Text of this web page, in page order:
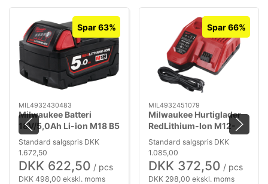
Spar 63%
MIL4932430483
Milwaukee Batteri
18V/5,0Ah Li-ion M18 B5
Standard salgspris DKK
1.672,50
DKK 622,50 / pcs
DKK 498,00 ekskl. moms
Spar 66%
MIL4932451079
Milwaukee Hurtiglader
RedLithium-Ion M12-
18FC
Standard salgspris DKK
1.085,00
DKK 372,50 / pcs
DKK 298,00 ekskl. moms